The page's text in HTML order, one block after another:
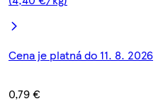
Cena je platná do 11. 8. 2026
0,79 €